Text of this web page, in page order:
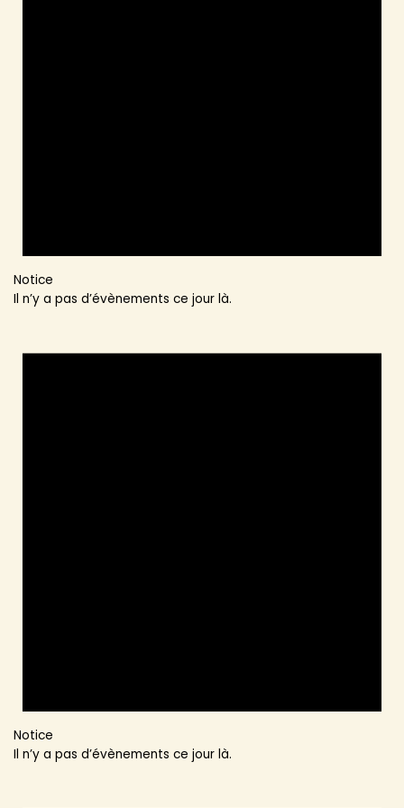
Notice
Il n’y a pas d’évènements ce jour là.
Notice
Il n’y a pas d’évènements ce jour là.